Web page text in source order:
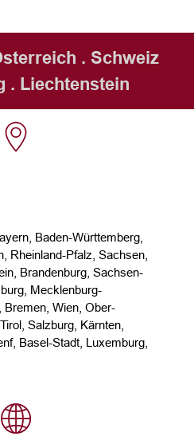
. Schweiz
. Liechtenstein
Baden-Württemberg,
Rheinland-Pfalz, Sachsen,
Brandenburg, Sachsen-
Mecklenburg-
Bremen, Wien, Ober­
Salzburg, Kärnten,
Basel-Stadt, Luxemburg,